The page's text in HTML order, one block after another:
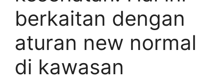
berkaitan dengan
aturan new normal
di kawasan